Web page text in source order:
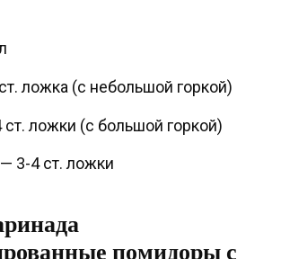
ложка (с небольшой горкой)
ложки (с большой горкой)
3-4 ст. ложки
помидоры с